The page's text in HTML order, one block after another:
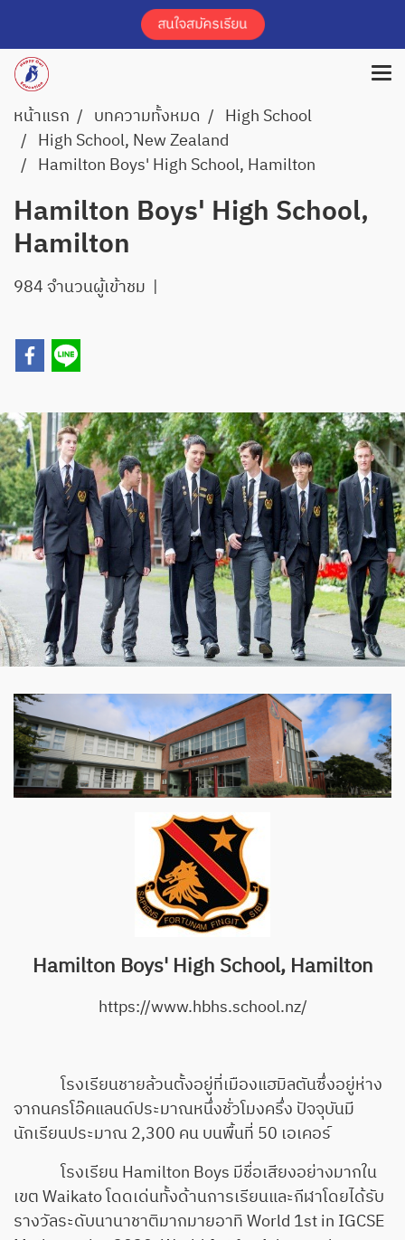
หน้าแรก บทความทั้งหมด
High School
High School, New Zealand
Hamilton Boys' High School, Hamilton
Hamilton Boys' High School,
Hamilton
984 จำนวนผู้เข้าชม |
Hamilton Boys' High School, Hamilton
https://www.hbhs.school.nz/
โรงเรียนชายล้วนตั้งอยู่ที่เมืองแฮมิลตันซึ่งอยู่ห่าง
จากนครโอ๊คแลนด์ประมาณหนึ่งชั่วโมงครึ่ง ปัจจุบันมี
นักเรียนประมาณ 2,300 คน บนพื้นที่ 50 เอเคอร์
โรงเรียน Hamilton Boys มีชื่อเสียงอย่างมากใน
เขต Waikato โดดเด่นทั้งด้านการเรียนและกีฬาโดยได้รับ
รางวัลระดับนานาชาติมากมายอาทิ World 1st in IGCSE